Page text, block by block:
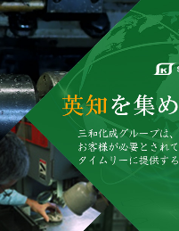
当社の強み
主な生産品
カタログ販売ボビン
会社案内
三和化成工業株式会社
秋田三和化成株式会社